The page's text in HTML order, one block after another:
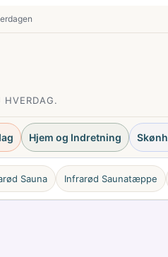
Hjem og Indretning
Sauna Infrarød Saunatæppe